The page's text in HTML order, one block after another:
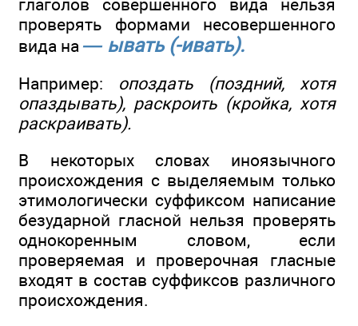
глаголов совершенного вида нельзя
проверять формами несовершенного
вида на — ывать (-ивать).
Например: опоздать (поздний, хотя
опаздывать), раскроить (кройка, хотя
раскраивать).
В некоторых словах иноязычного
происхождения с выделяемым только
этимологически суффиксом написание
безударной гласной нельзя проверять
однокоренным словом, если
проверяемая и проверочная гласные
входят в состав суффиксов различного
происхождения.